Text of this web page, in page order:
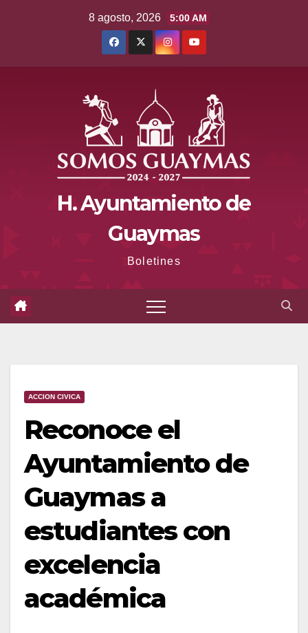
8 agosto, 2026 5:00 AM
H. Ayuntamiento de
Guaymas
Boletines
ACCION CIVICA
Reconoce el
Ayuntamiento de
Guaymas a
estudiantes con
excelencia
académica